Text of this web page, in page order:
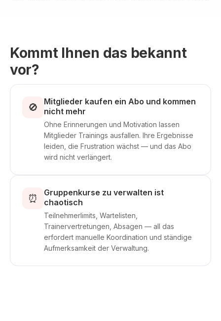
Kommt Ihnen das bekannt
vor?
🚫
Mitglieder kaufen ein Abo und kommen
nicht mehr
Ohne Erinnerungen und Motivation lassen
Mitglieder Trainings ausfallen. Ihre Ergebnisse
leiden, die Frustration wächst — und das Abo
wird nicht verlängert.
⏰
Gruppenkurse zu verwalten ist
chaotisch
Teilnehmerlimits, Wartelisten,
Trainervertretungen, Absagen — all das
erfordert manuelle Koordination und ständige
Aufmerksamkeit der Verwaltung.